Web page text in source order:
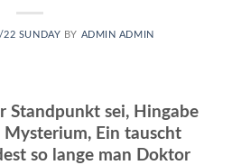
SUNDAY BY ADMIN ADMIN
Standpunkt sei, Hingabe
Ein tauscht
so lange man Doktor